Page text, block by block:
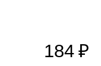
184₽